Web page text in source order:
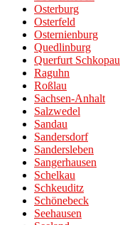
Osterburg
Osterfeld
Osternienburg
Quedlinburg
Querfurt Schkopau
Raguhn
Roßlau
Sachsen-Anhalt
Salzwedel
Sandau
Sandersdorf
Sandersleben
Sangerhausen
Schelkau
Schkeuditz
Schönebeck
Seehausen